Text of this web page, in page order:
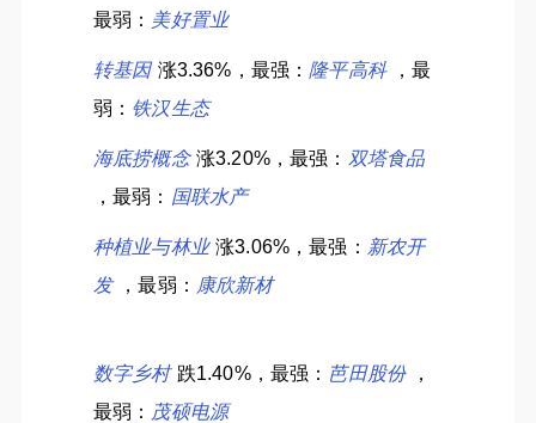
最弱： 美好置业
转基因 涨3.36%，最强： 隆平高科
，最
弱： 铁汉生态
海底捞概念 涨3.20%，最强： 双塔食品
，最弱： 国联水产
种植业与林业 涨3.06%，最强： 新农开
发
，最弱： 康欣新材
数字乡村 跌1.40%，最强： 芭田股份
，
最弱： 茂硕电源